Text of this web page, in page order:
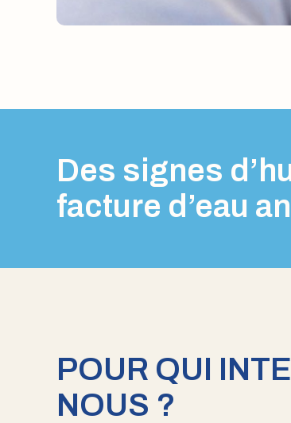
Des signes
facture d’eau
POUR QUI
NOUS ?